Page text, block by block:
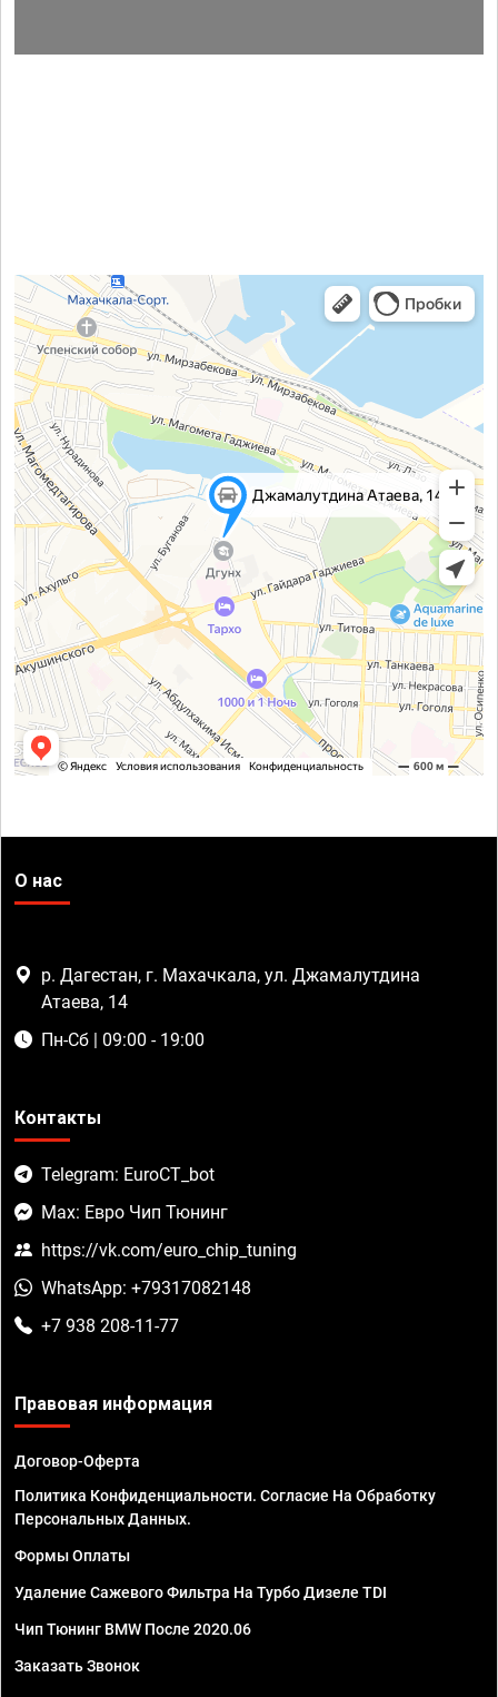
О нас
р. Дагестан, г. Махачкала, ул. Джамалутдина
Атаева, 14
Пн-Сб | 09:00 - 19:00
Контакты
Telegram: EuroCT_bot
Max: Евро Чип Тюнинг
https://vk.com/euro_chip_tuning
WhatsApp: +79317082148
+7 938 208-11-77
Правовая информация
Договор-Оферта
Политика Конфиденциальности. Согласие На Обработку
Персональных Данных.
Формы Оплаты
Удаление Сажевого Фильтра На Турбо Дизеле TDI
Чип Тюнинг BMW После 2020.06
Заказать Звонок